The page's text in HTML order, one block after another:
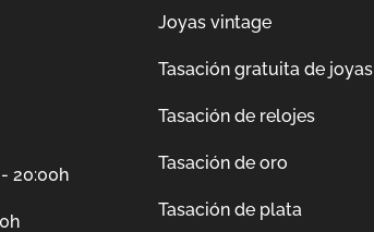
- 20:00h
Joyas vintage
Tasación gratuita de joyas
Tasación de relojes
Tasación de oro
Tasación de plata